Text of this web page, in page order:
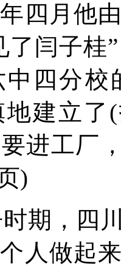
四月他
了闫子桂
四分校
建立了 (
进工厂
)
期，四
人做起